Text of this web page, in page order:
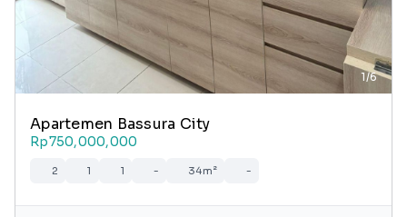
1/6
Apartemen Bassura City
Rp750,000,000
2 1 1 - 34m² -